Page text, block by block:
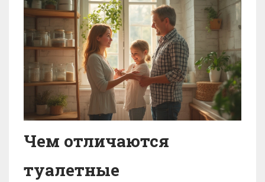
Чем отличаются
туалетные